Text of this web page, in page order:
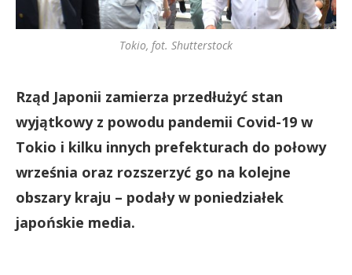
Tokio, fot. Shutterstock
Rząd Japonii zamierza przedłużyć stan
wyjątkowy z powodu pandemii Covid-19 w
Tokio i kilku innych prefekturach do połowy
września oraz rozszerzyć go na kolejne
obszary kraju – podały w poniedziałek
japońskie media.